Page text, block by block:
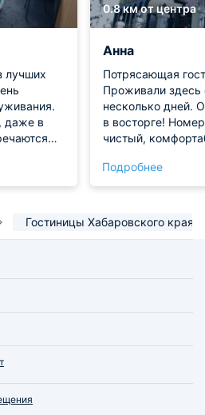
лучших
даже в
Номер
чистый,
центре.
0.8 км от центра
Анна
Потрясающая
Проживали
несколько дней.
в восторге!
чистый,
нам очень
расположение!
можно
Подробнее
Гостиницы Хабаровского края